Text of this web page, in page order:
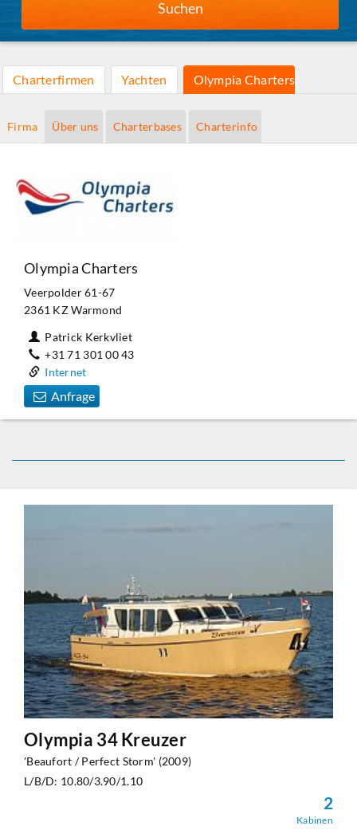
Suchen
Charterfirmen Yachten Olympia Charters
Firma Über uns Charterbases Charterinfo
Olympia Charters
Veerpolder 61-67
2361 KZ Warmond
Patrick Kerkvliet
+31 71 301 00 43
Internet
Anfrage
Olympia 34 Kreuzer
'Beaufort / Perfect Storm' (2009)
L/B/D: 10.80/3.90/1.10
2
Kabinen